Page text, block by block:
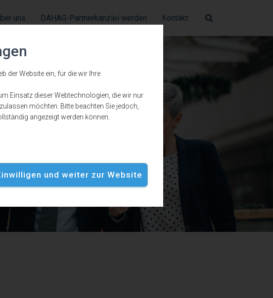
der Website ein, für die wir Ihre
Einsatz dieser Webtechnologien, die wir nur
möchten. Bitte beachten Sie jedoch,
angezeigt werden können.
und weiter zur Website
uns DAHAG-Partnerkanzlei werden Kontakt